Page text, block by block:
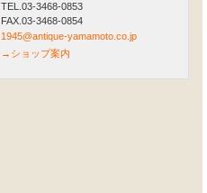
TEL.03-3468-0853
FAX.03-3468-0854
1945@antique-yamamoto.co.jp
→ショップ案内